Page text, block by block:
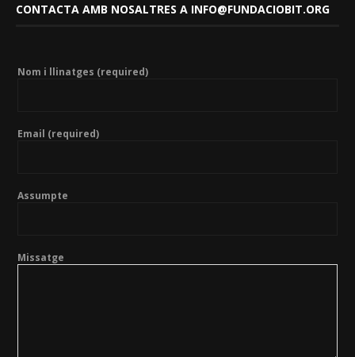
CONTACTA AMB NOSALTRES A INFO@FUNDACIOBIT.ORG
Nom i llinatges (required)
Email (required)
Assumpte
Missatge